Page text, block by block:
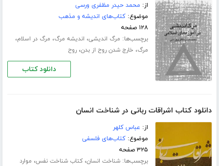
از: محمد حیدر مظفری ورسی
موضوع:کتاب‌های اندیشه و مذهب
۱۲۸ صفحه
برچسب‌ها: مرگ اندیشی، اندیشه مرگ، مرگ در اسلام،
مرگ، خارج شدن روح از بدن،روح
دانلود کتاب
دانلود کتاب اشراقات ربانی در شناخت انسان
از: عباس کلهر
موضوع:کتاب‌های فلسفی
۳۲۵ صفحه
برچسب‌ها:شناخت انسان،کتاب شناخت نفس، موارد